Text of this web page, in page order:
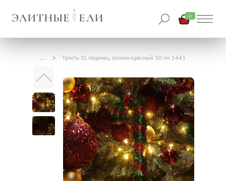
0
Трость XL леденец зелено-красный 30 см 1443